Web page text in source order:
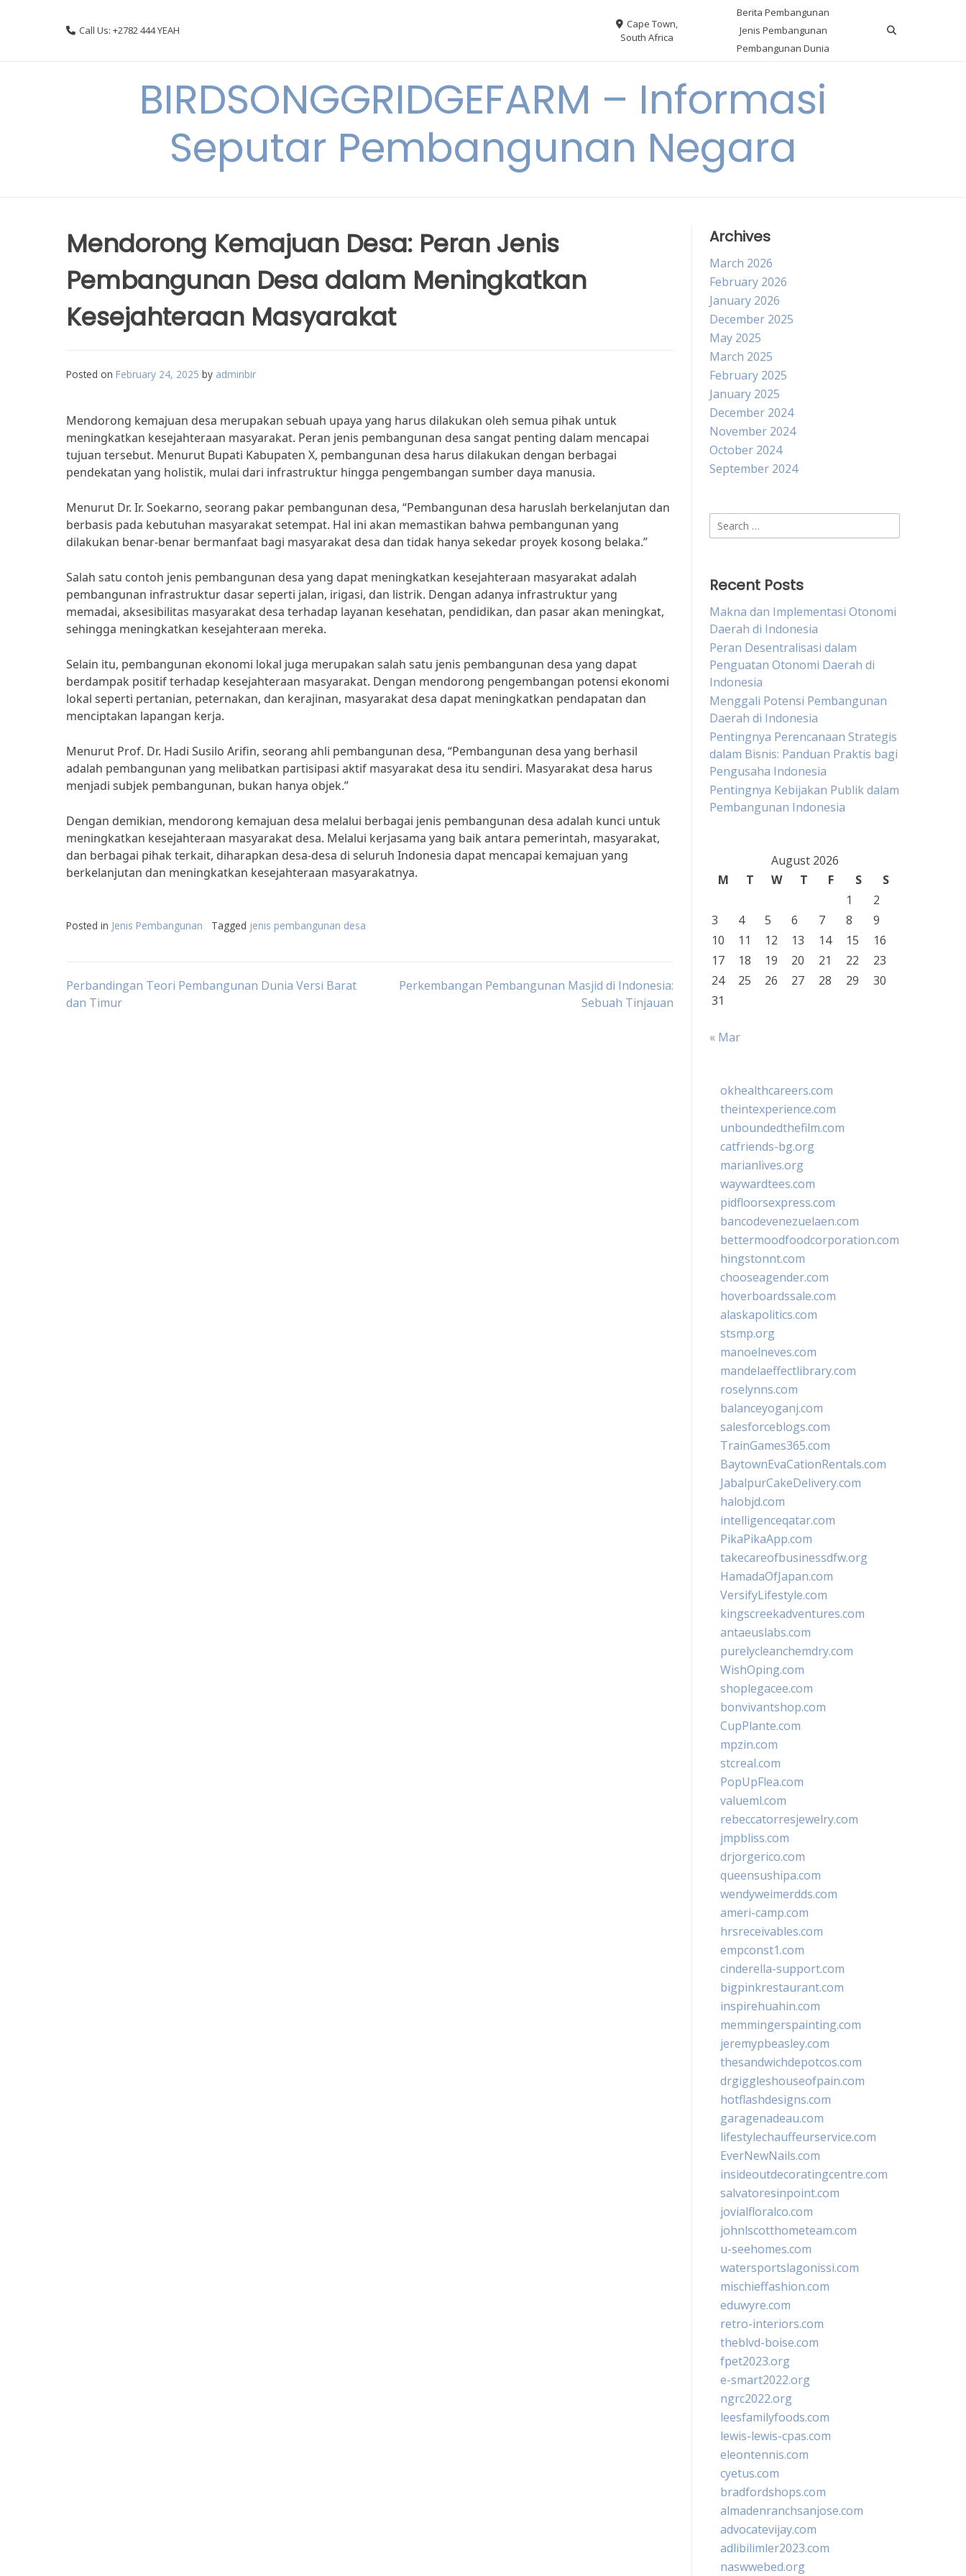
Call Us: +2782 444 YEAH
Cape Town,
South Africa
Berita Pembangunan
Jenis Pembangunan
Pembangunan Dunia
BIRDSONGGRIDGEFARM – Informasi
Seputar Pembangunan Negara
Mendorong Kemajuan Desa: Peran Jenis
Pembangunan Desa dalam Meningkatkan
Kesejahteraan Masyarakat
Posted on February 24, 2025 by adminbir
Mendorong kemajuan desa merupakan sebuah upaya yang harus dilakukan oleh semua pihak untuk
meningkatkan kesejahteraan masyarakat. Peran jenis pembangunan desa sangat penting dalam mencapai
tujuan tersebut. Menurut Bupati Kabupaten X, pembangunan desa harus dilakukan dengan berbagai
pendekatan yang holistik, mulai dari infrastruktur hingga pengembangan sumber daya manusia.
Menurut Dr. Ir. Soekarno, seorang pakar pembangunan desa, “Pembangunan desa haruslah berkelanjutan dan
berbasis pada kebutuhan masyarakat setempat. Hal ini akan memastikan bahwa pembangunan yang
dilakukan benar-benar bermanfaat bagi masyarakat desa dan tidak hanya sekedar proyek kosong belaka.”
Salah satu contoh jenis pembangunan desa yang dapat meningkatkan kesejahteraan masyarakat adalah
pembangunan infrastruktur dasar seperti jalan, irigasi, dan listrik. Dengan adanya infrastruktur yang
memadai, aksesibilitas masyarakat desa terhadap layanan kesehatan, pendidikan, dan pasar akan meningkat,
sehingga meningkatkan kesejahteraan mereka.
Selain itu, pembangunan ekonomi lokal juga merupakan salah satu jenis pembangunan desa yang dapat
berdampak positif terhadap kesejahteraan masyarakat. Dengan mendorong pengembangan potensi ekonomi
lokal seperti pertanian, peternakan, dan kerajinan, masyarakat desa dapat meningkatkan pendapatan dan
menciptakan lapangan kerja.
Menurut Prof. Dr. Hadi Susilo Arifin, seorang ahli pembangunan desa, “Pembangunan desa yang berhasil
adalah pembangunan yang melibatkan partisipasi aktif masyarakat desa itu sendiri. Masyarakat desa harus
menjadi subjek pembangunan, bukan hanya objek.”
Dengan demikian, mendorong kemajuan desa melalui berbagai jenis pembangunan desa adalah kunci untuk
meningkatkan kesejahteraan masyarakat desa. Melalui kerjasama yang baik antara pemerintah, masyarakat,
dan berbagai pihak terkait, diharapkan desa-desa di seluruh Indonesia dapat mencapai kemajuan yang
berkelanjutan dan meningkatkan kesejahteraan masyarakatnya.
Posted in Jenis Pembangunan Tagged jenis pembangunan desa
Post
Perbandingan Teori Pembangunan Dunia Versi Barat
dan Timur
Perkembangan Pembangunan Masjid di Indonesia:
Sebuah Tinjauan
Archives
March 2026
February 2026
January 2026
December 2025
May 2025
March 2025
February 2025
January 2025
December 2024
November 2024
October 2024
September 2024
Search
for:
Recent Posts
Makna dan Implementasi Otonomi
Daerah di Indonesia
Peran Desentralisasi dalam
Penguatan Otonomi Daerah di
Indonesia
Menggali Potensi Pembangunan
Daerah di Indonesia
Pentingnya Perencanaan Strategis
dalam Bisnis: Panduan Praktis bagi
Pengusaha Indonesia
Pentingnya Kebijakan Publik dalam
Pembangunan Indonesia
August 2026
M
T W T F S
S
1
2
3
4 5 6 7 8
9
10
11 12 13 14 15
16
17
18 19 20 21 22
23
24
25 26 27 28 29
30
31
« Mar
okhealthcareers.com
theintexperience.com
unboundedthefilm.com
catfriends-bg.org
marianlives.org
waywardtees.com
pidfloorsexpress.com
bancodevenezuelaen.com
bettermoodfoodcorporation.com
hingstonnt.com
chooseagender.com
hoverboardssale.com
alaskapolitics.com
stsmp.org
manoelneves.com
mandelaeffectlibrary.com
roselynns.com
balanceyoganj.com
salesforceblogs.com
TrainGames365.com
BaytownEvaCationRentals.com
JabalpurCakeDelivery.com
halobjd.com
intelligenceqatar.com
PikaPikaApp.com
takecareofbusinessdfw.org
HamadaOfJapan.com
VersifyLifestyle.com
kingscreekadventures.com
antaeuslabs.com
purelycleanchemdry.com
WishOping.com
shoplegacee.com
bonvivantshop.com
CupPlante.com
mpzin.com
stcreal.com
PopUpFlea.com
valueml.com
rebeccatorresjewelry.com
jmpbliss.com
drjorgerico.com
queensushipa.com
wendyweimerdds.com
ameri-camp.com
hrsreceivables.com
empconst1.com
cinderella-support.com
bigpinkrestaurant.com
inspirehuahin.com
memmingerspainting.com
jeremypbeasley.com
thesandwichdepotcos.com
drgiggleshouseofpain.com
hotflashdesigns.com
garagenadeau.com
lifestylechauffeurservice.com
EverNewNails.com
insideoutdecoratingcentre.com
salvatoresinpoint.com
jovialfloralco.com
johnlscotthometeam.com
u-seehomes.com
watersportslagonissi.com
mischieffashion.com
eduwyre.com
retro-interiors.com
theblvd-boise.com
fpet2023.org
e-smart2022.org
ngrc2022.org
leesfamilyfoods.com
lewis-lewis-cpas.com
eleontennis.com
cyetus.com
bradfordshops.com
almadenranchsanjose.com
advocatevijay.com
adlibilimler2023.com
naswwebed.org